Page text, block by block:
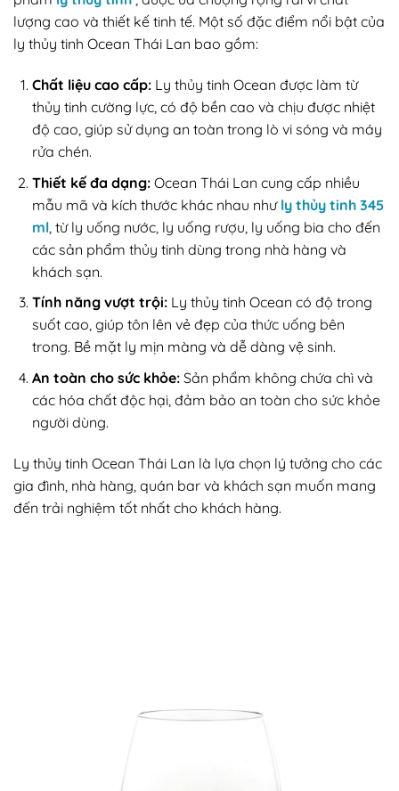
lượng cao và thiết kế tinh tế. Một số đặc điểm nổi bật của
ly thủy tinh Ocean Thái Lan bao gồm:
Chất liệu cao cấp: Ly thủy tinh Ocean được làm từ
thủy tinh cường lực, có độ bền cao và chịu được nhiệt
độ cao, giúp sử dụng an toàn trong lò vi sóng và máy
rửa chén.
Thiết kế đa dạng: Ocean Thái Lan cung cấp nhiều
mẫu mã và kích thước khác nhau như ly thủy tinh 345
ml, từ ly uống nước, ly uống rượu, ly uống bia cho đến
các sản phẩm thủy tinh dùng trong nhà hàng và
khách sạn.
Tính năng vượt trội:Ly thủy tinh Ocean có độ trong
suốt cao, giúp tôn lên vẻ đẹp của thức uống bên
trong. Bề mặt ly mịn màng và dễ dàng vệ sinh.
An toàn cho sức khỏe: Sản phẩm không chứa chì và
các hóa chất độc hại, đảm bảo an toàn cho sức khỏe
người dùng.
Ly thủy tinh Ocean Thái Lan là lựa chọn lý tưởng cho các
gia đình, nhà hàng, quán bar và khách sạn muốn mang
đến trải nghiệm tốt nhất cho khách hàng.